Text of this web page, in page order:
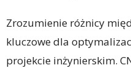
Zrozumienie różnicy
kluczowe dla
projekcie inżynierskim.